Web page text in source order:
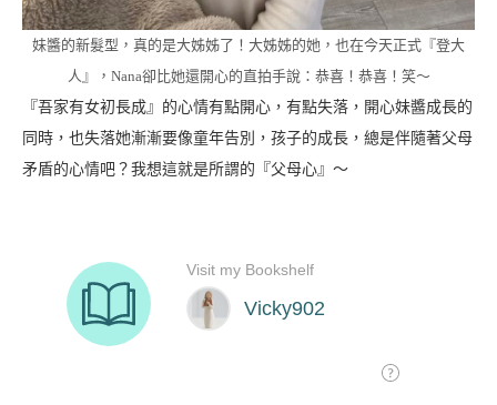
妹醬的新髮型，真的是大姊姊了！大姊姊的她，也在今天正式『登大
人』，Nana卻比她還開心的直拍手說：恭喜！恭喜！笑～
『吾家有女初長成』的心情有點開心，有點失落，開心妹醬成長的
同時，也失落她漸漸要像童年告別，孩子的成長，總是伴隨著父母
矛盾的心情吧？我想這就是所謂的『父母心』～